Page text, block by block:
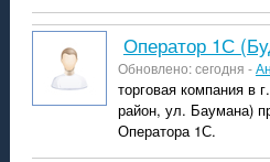
Оператор 1С
Обновлено: сегодня -
торговая компания в
район, ул. Баумана)
Оператора 1С.